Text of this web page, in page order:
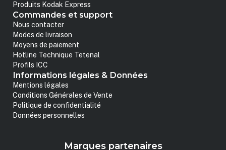
Produits Kodak Express
Commandes et support
Nous contacter
Modes de livraison
Moyens de paiement
Hotline Technique Tetenal
Profils ICC
Informations légales & Données
Mentions légales
Conditions Générales de Vente
Politique de confidentialité
Données personnelles
Marques partenaires